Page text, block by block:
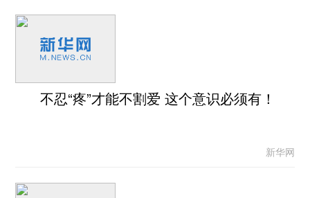
不忍“疼”才能不割爱 这个意识必须有！
新华网